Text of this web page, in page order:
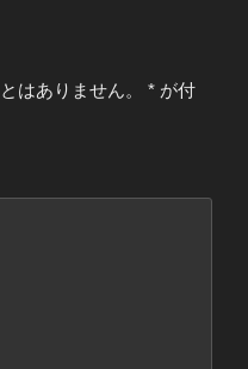
はありません。 * が付